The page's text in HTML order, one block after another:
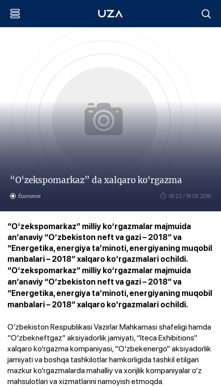
“O‘zekspomarkaz” da xalqaro ko‘rgazma
Économie 19:22 / 16.05.2018
“O‘zekspomarkaz” milliy ko‘rgazmalar majmuida
an’anaviy “O‘zbekiston neft va gazi – 2018” va
“Energetika, energiya ta’minoti, energiyaning muqobil
manbalari – 2018” xalqaro ko‘rgazmalari ochildi.
“O‘zekspomarkaz” milliy ko‘rgazmalar majmuida
an’anaviy “O‘zbekiston neft va gazi – 2018” va
“Energetika, energiya ta’minoti, energiyaning muqobil
manbalari – 2018” xalqaro ko‘rgazmalari ochildi.
O‘zbekiston Respublikasi Vazirlar Mahkamasi shafeligi hamda
“O‘zbekneftgaz” aksiyadorlik jamiyati, “Iteca Exhibitions”
xalqaro ko‘rgazma kompaniyasi, “O‘zbekenergo” aksiyadorlik
jamiyati va boshqa tashkilotlar hamkorligida tashkil etilgan
mazkur ko‘rgazmalarda mahalliy va xorijlik kompaniyalar o‘z
mahsulotlari va xizmatlarini namoyish etmoqda.